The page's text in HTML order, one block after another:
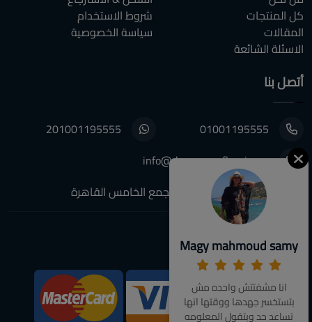
كل المنتجات
المقالات
الاسئلة الشائعة
شروط الاستخدام
سياسة الخصوصية
أتصل بنا
01001195555
201001195555
info@decoupagefleuri.com
٨٨ النرجس عمارات, التجمع الخامس القاهرة
We Accept:
تابعونا:
Magy mahmoud samy
انا مشفتتش واحده مش
بتستخسر جهدها ووقتها انها
تساعد حد وبتقول المعلومه